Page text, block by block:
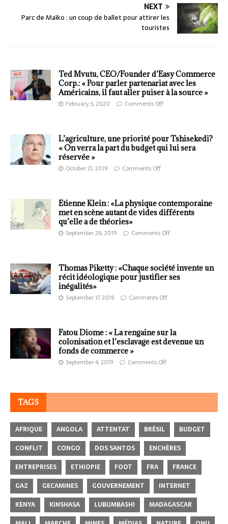
NEXT
Parc de Maïko : un coup de ballet pour attirer les
touristes
Ted Mvutu, CEO/Founder d’Easy Commerce
Corp.: « Pour parler partenariat avec les
Américains, il faut aller puiser à la source »
February 5, 2020 Comments Off
L’agriculture, une priorité pour Tshisekedi?
« On verra la part du budget qui lui sera
réservée »
October 21, 2019 Comments Off
Etienne Klein : «La physique contemporaine
met en scène autant de vides différents
qu’elle a de théories»
September 28, 2019 Comments Off
Thomas Piketty : «Chaque société invente un
récit idéologique pour justifier ses
inégalités»
September 17, 2019 Comments Off
Fatou Diome : « La rengaine sur la
colonisation et l’esclavage est devenue un
fonds de commerce »
September 4, 2019 Comments Off
TAGS
AFRIQUE ANGOLA ATTENTAT BRÉSIL
BUDGET
CONFLIT
CONGO DOS SANTOS
ENCHÈRES
ENTREPRISES
ETHIOPIE FOOT FRA
FRANCE
GAZ
GECAMINES GOUVERNEMENT
INTERNET
KENYA
KINSHASA LUBUMBASHI
MADAGASCAR